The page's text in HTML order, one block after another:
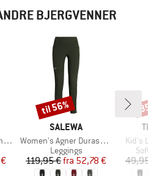
BJERGVENNER
MÆRKE
SALEWA
Artikel
Women's Agner Durastretch Tights
Produktgruppe
Leggings
Pris
119,95 € Nedsat pris
fra 52,78 €
Rabat
til 56%
Artikel
Kid's
49,95